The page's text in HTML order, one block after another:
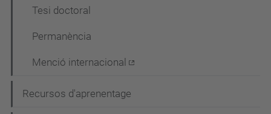
Tesi doctoral
Permanència
Menció internacional
Recursos d'aprenentage